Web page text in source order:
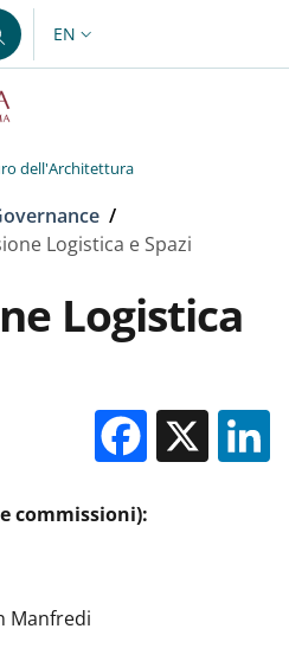
LANGUAGE SWITCHER:
EN
dell'Architettura
/
Logistica e Spazi
Logistica
X
commissioni):
Manfredi